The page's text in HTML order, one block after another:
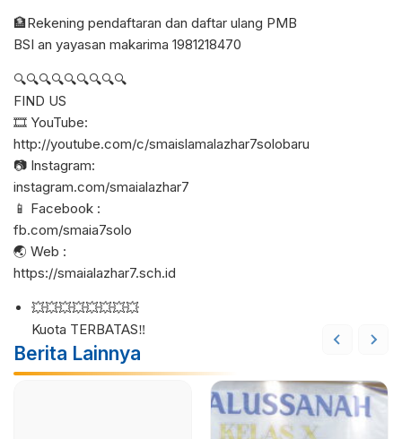
🏦Rekening pendaftaran dan daftar ulang PMB
BSI an yayasan makarima 1981218470
🔍🔍🔍🔍🔍🔍🔍🔍🔍
FIND US
🎞️ YouTube:
http://youtube.com/c/smaislamalazhar7solobaru
📷 Instagram:
instagram.com/smaialazhar7
📱 Facebook :
fb.com/smaia7solo
🌏 Web :
https://smaialazhar7.sch.id
💥💥💥💥💥💥💥💥
Kuota TERBATAS‼️
Berita Lainnya